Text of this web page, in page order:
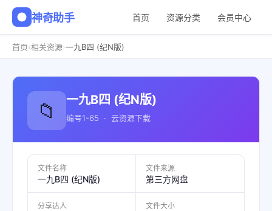
神奇助手 首页 资源分类 会员中心
首页›相关资源›一九B四 (纪N版)
📁 一九B四 (纪N版)
编号1-65 · 云资源下载
文件名称
一九B四 (纪N版)
文件来源
第三方网盘
分享达人 文件大小